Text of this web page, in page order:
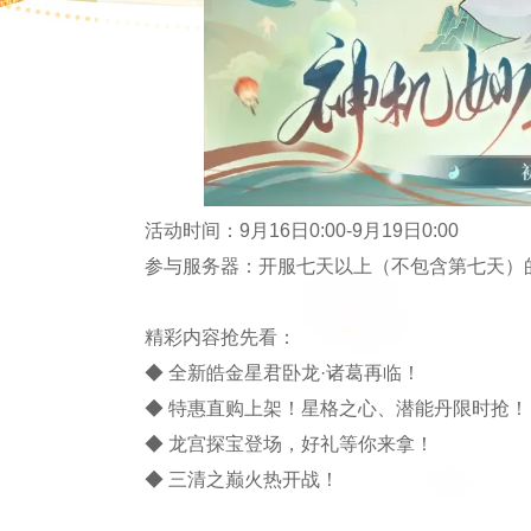
活动时间：9月16日0:00-9月19日0:00
参与服务器：开服七天以上（不包含第七天）
精彩内容抢先看：
◆ 全新皓金星君卧龙·诸葛再临！
◆ 特惠直购上架！星格之心、潜能丹限时抢！
◆ 龙宫探宝登场，好礼等你来拿！
◆ 三清之巅火热开战！